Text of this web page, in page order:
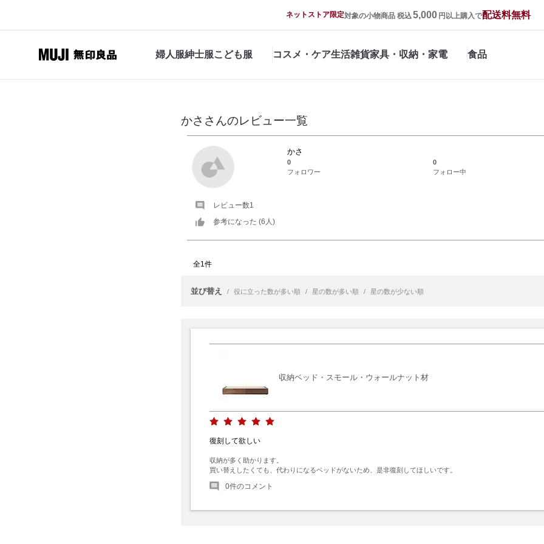
ネットストア限定対象の小物商品 税込5,000 円以上購入で配送料無料
婦人服紳士服こども服 コスメ・ケア生活雑貨家具・収納・家電 食品
かさ さんのレビュー一覧
かさ
0
0
フォロワー
フォロー中
レビュー数1
参考になった (6 人)
全1件
並び替え / 役に立った数が多い順 / 星の数が多い順 / 星の数が少ない順
収納ベッド・スモール・ウォールナット材
復刻して欲しい
収納が多く助かります。
買い替えしたくても、代わりになるベッドがないため、是非復刻してほしいです。
0件のコメント